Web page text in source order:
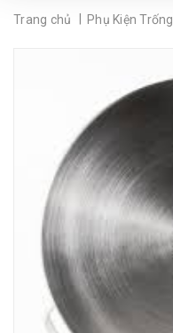
Trang chủ Phụ Kiện Trống